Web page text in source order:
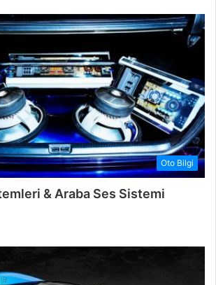
Oto Bilgi
& Araba Ses Sistemi